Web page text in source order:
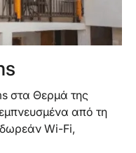
στα Θερμά της
από τη
δωρεάν Wi-Fi,